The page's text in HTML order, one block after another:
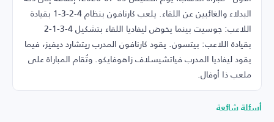
البدلاء والغائبين عن اللقاء. يلعب كارنافون بنظام 4-2-3-1 بقيادة
اللاعب: جوسيت بينما يخوض ليفاديا اللقاء بتشكيل 4-3-1-2
بقيادة اللاعب: بيتسون. يقود كارنافون المدرب ريتشارد ديفيز، فيما
يقود ليفاديا المدرب فياتشيسلاف زاهوفايكو. وتُقام المباراة على
ملعب ذا أوفال.
أسئلة شائعة